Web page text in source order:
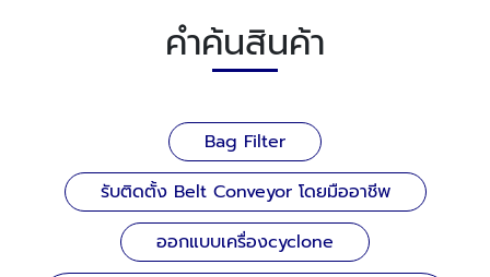
คำค้นสินค้า
Bag Filter
รับติดตั้ง Belt Conveyor โดยมืออาชีพ
ออกแบบเครื่องcyclone